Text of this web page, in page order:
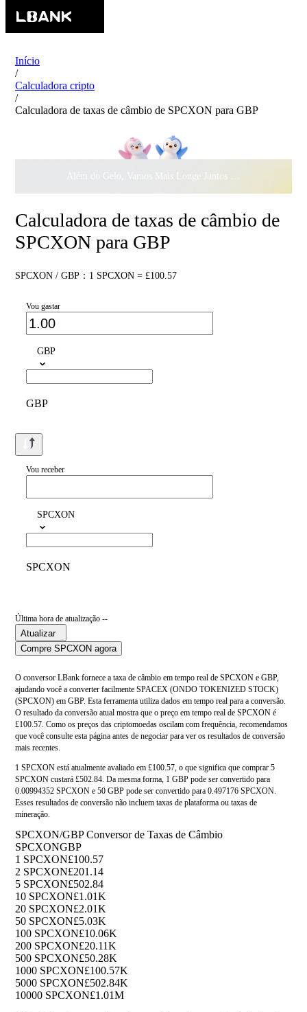
Início
/
Calculadora cripto
/
Calculadora de taxas de câmbio de SPCXON para GBP
Além do Gelo, Vamos Mais Longe Juntos ·$500.000
Calculadora de taxas de câmbio de
SPCXON para GBP
SPCXON / GBP：1 SPCXON = £100.57
Vou gastar
GBP
GBP
Vou receber
SPCXON
SPCXON
Última hora de atualização --
Atualizar
Compre SPCXON agora
O conversor LBank fornece a taxa de câmbio em tempo real de SPCXON e GBP,
ajudando você a converter facilmente SPACEX (ONDO TOKENIZED STOCK)
(SPCXON) em GBP. Esta ferramenta utiliza dados em tempo real para a conversão.
O resultado da conversão atual mostra que o preço em tempo real de SPCXON é
£100.57. Como os preços das criptomoedas oscilam com frequência, recomendamos
que você consulte esta página antes de negociar para ver os resultados de conversão
mais recentes.
1 SPCXON está atualmente avaliado em £100.57, o que significa que comprar 5
SPCXON custará £502.84. Da mesma forma, 1 GBP pode ser convertido para
0.00994352 SPCXON e 50 GBP pode ser convertido para 0.497176 SPCXON.
Esses resultados de conversão não incluem taxas de plataforma ou taxas de
mineração.
SPCXON/GBP Conversor de Taxas de Câmbio
SPCXONGBP
1 SPCXON£100.57
2 SPCXON£201.14
5 SPCXON£502.84
10 SPCXON£1.01K
20 SPCXON£2.01K
50 SPCXON£5.03K
100 SPCXON£10.06K
200 SPCXON£20.11K
500 SPCXON£50.28K
1000 SPCXON£100.57K
5000 SPCXON£502.84K
10000 SPCXON£1.01M